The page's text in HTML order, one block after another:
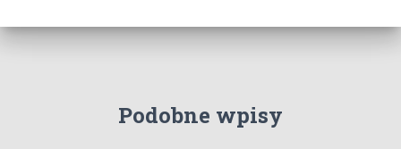
Podobne wpisy